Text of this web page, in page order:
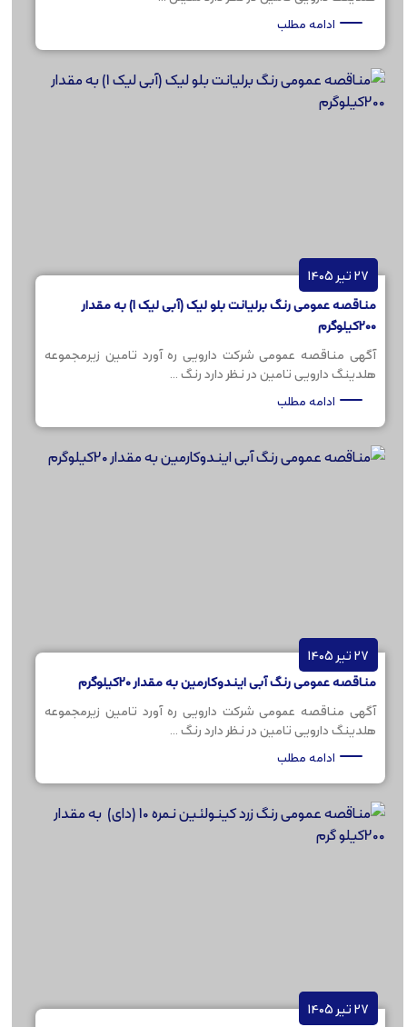
ادامه مطلب
27 تیر 1405
مناقصه عمومی رنگ برلیانت بلو لیک (آبی لیک 1) به مقدار
200کیلوگرم
آگهی مناقصه عمومی شرکت دارویی ره آورد تامین زیرمجموعه
هلدینگ دارویی تامین در نظر دارد رنگ ...
ادامه مطلب
27 تیر 1405
مناقصه عمومی رنگ آبی ایندوکارمین به مقدار 20کیلوگرم
آگهی مناقصه عمومی شرکت دارویی ره آورد تامین زیرمجموعه
هلدینگ دارویی تامین در نظر دارد رنگ ...
ادامه مطلب
27 تیر 1405